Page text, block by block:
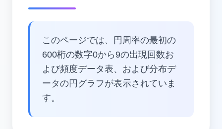
このページでは、円周率の最初の
600桁の数字0から9の出現回数お
よび頻度データ表、および分布デ
ータの円グラフが表示されていま
す。